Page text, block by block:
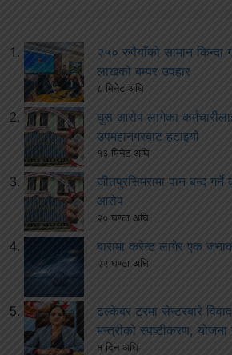
२५० रुपैयाँको सामान
लाखको बम्पर उपहार
८ मिनेट अघि
घुस आरोप लागेका
उपमहानगरबाट हटाइयो
१३ मिनेट अघि
जीतपुरसिमरामा पान बन्द
आरोप
२० घण्टा अघि
बारामा करेन्ट लागेर एक
२२ घण्टा अघि
ढल्केबर ट्रमा सेन्टरबारे
मन्त्रीको स्पष्टीकरण, योजना
१ दिन अघि